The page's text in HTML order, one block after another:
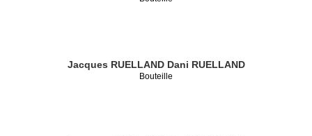
Jacques RUELLAND Dani RUELLAND
Bouteille